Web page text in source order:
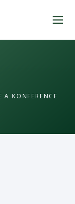
KONFERENCE